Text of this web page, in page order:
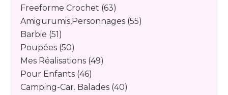
Freeforme Crochet (63)
Amigurumis,personnages (55)
Barbie (51)
Poupées (50)
Mes Réalisations (49)
Pour Enfants (46)
Camping-Car. Balades (40)